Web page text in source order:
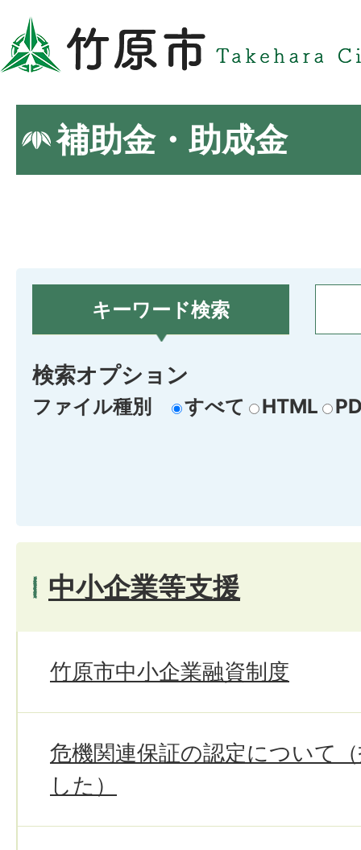
補助金・助成金
キーワード検索
検索オプション
ファイル種別 すべて HTML
中小企業等支援
竹原市中小企業融資制度
危機関連保証の認定について
した）